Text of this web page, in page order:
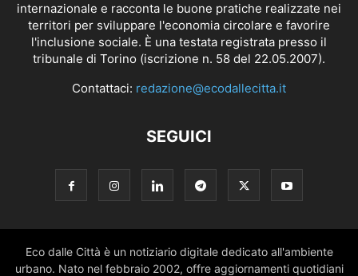
internazionale e racconta le buone pratiche realizzate nei
territori per sviluppare l'economia circolare e favorire
l'inclusione sociale. È una testata registrata presso il
tribunale di Torino (iscrizione n. 58 del 22.05.2007).
Contattaci: redazione@ecodallecitta.it
SEGUICI
Eco dalle Città è un notiziario digitale dedicato all'ambiente
urbano. Nato nel febbraio 2002, offre aggiornamenti quotidiani